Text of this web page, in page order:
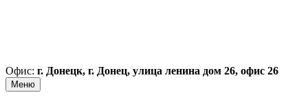
Офис: г. Донецк, г. Донец, улица ленина дом 26, офис 26
Меню